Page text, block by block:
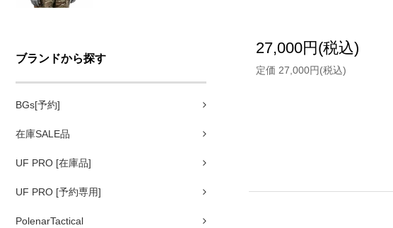
ブランドから探す
BGs[予約]
在庫SALE品
UF PRO [在庫品]
UF PRO [予約専用]
PolenarTactical
27,000円(税込)
定価 27,000円(税込)